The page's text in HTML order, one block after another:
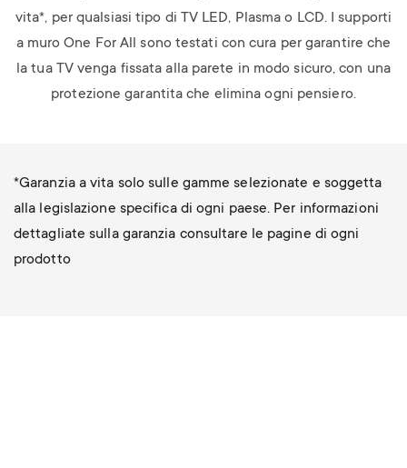
vita*, per qualsiasi tipo di TV LED, Plasma o LCD. I supporti
a muro One For All sono testati con cura per garantire che
la tua TV venga fissata alla parete in modo sicuro, con una
protezione garantita che elimina ogni pensiero.
*Garanzia a vita solo sulle gamme selezionate e soggetta
alla legislazione specifica di ogni paese. Per informazioni
dettagliate sulla garanzia consultare le pagine di ogni
prodotto